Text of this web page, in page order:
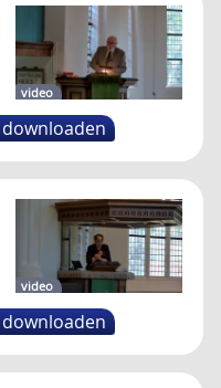
video
downloaden
video
downloaden